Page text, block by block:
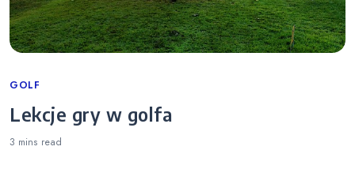
Categories
GOLF
Lekcje gry w golfa
3 mins read